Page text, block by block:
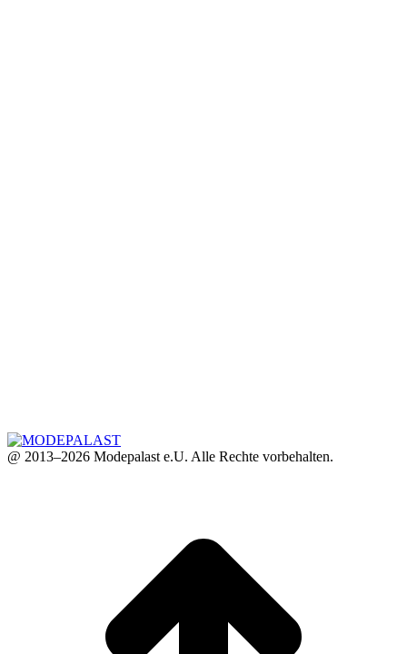
@ 2013–2026 Modepalast e.U. Alle Rechte vorbehalten.